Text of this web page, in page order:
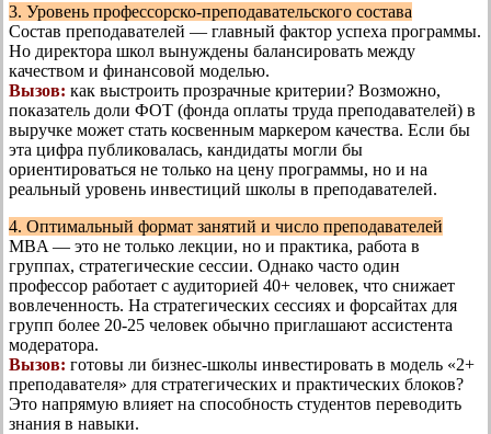
3. Уровень профессорско-преподавательского состава
Состав преподавателей — главный фактор успеха программы.
Но директора школ вынуждены балансировать между
качеством и финансовой моделью.
Вызов: как выстроить прозрачные критерии? Возможно,
показатель доли ФОТ (фонда оплаты труда преподавателей) в
выручке может стать косвенным маркером качества. Если бы
эта цифра публиковалась, кандидаты могли бы
ориентироваться не только на цену программы, но и на
реальный уровень инвестиций школы в преподавателей.
4. Оптимальный формат занятий и число преподавателей
MBA — это не только лекции, но и практика, работа в
группах, стратегические сессии. Однако часто один
профессор работает с аудиторией 40+ человек, что снижает
вовлеченность. На стратегических сессиях и форсайтах для
групп более 20-25 человек обычно приглашают ассистента
модератора.
Вызов: готовы ли бизнес-школы инвестировать в модель «2+
преподавателя» для стратегических и практических блоков?
Это напрямую влияет на способность студентов переводить
знания в навыки.